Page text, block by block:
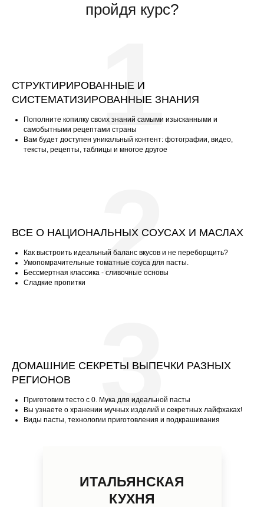
пройдя курс?
СТРУКТИРИРОВАННЫЕ И
СИСТЕМАТИЗИРОВАННЫЕ ЗНАНИЯ
Пополните копилку своих знаний самыми изысканными и
самобытными рецептами страны
Вам будет доступен уникальный контент: фотографии, видео,
тексты, рецепты, таблицы и многое другое
1
ВСЕ О НАЦИОНАЛЬНЫХ СОУСАХ И МАСЛАХ
Как выстроить идеальный баланс вкусов и не переборщить?
Умопомрачительные томатные соуса для пасты.
Бессмертная классика - сливочные основы
Сладкие пропитки
2
ДОМАШНИЕ СЕКРЕТЫ ВЫПЕЧКИ РАЗНЫХ
РЕГИОНОВ
Приготовим тесто с 0. Мука для идеальной пасты
Вы узнаете о хранении мучных изделий и секретных лайфхаках!
Виды пасты, технологии приготовления и подкрашивания
3
ИТАЛЬЯНСКАЯ
КУХНЯ